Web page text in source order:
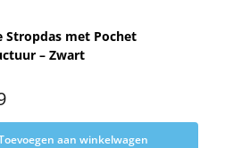
Stropdas met Pochet
– Zwart
aan winkelwagen